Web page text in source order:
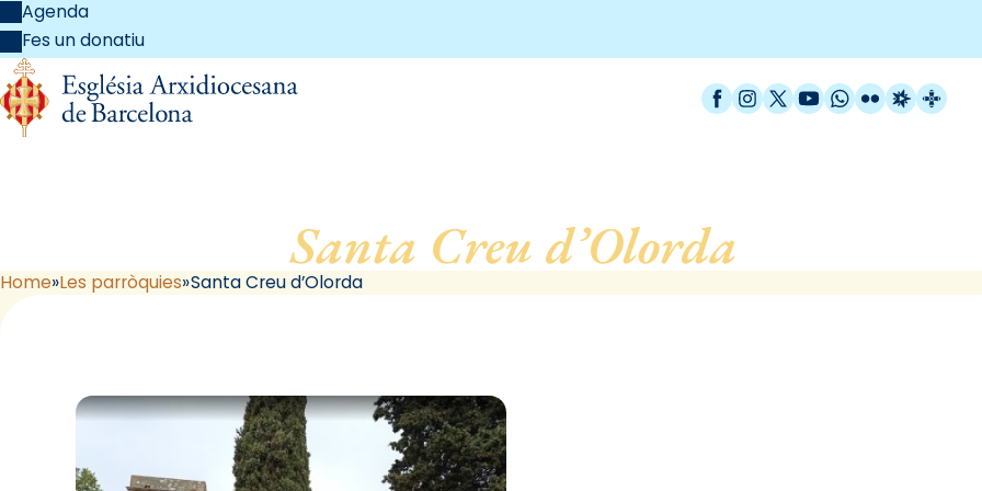
Agenda
Fes un donatiu
Facebook
Instagram
X / Twitter
YouTube
WhatsApp
FlickrRadio
Santa Creu d’Olorda
Home Les parròquies Santa Creu d’Olorda